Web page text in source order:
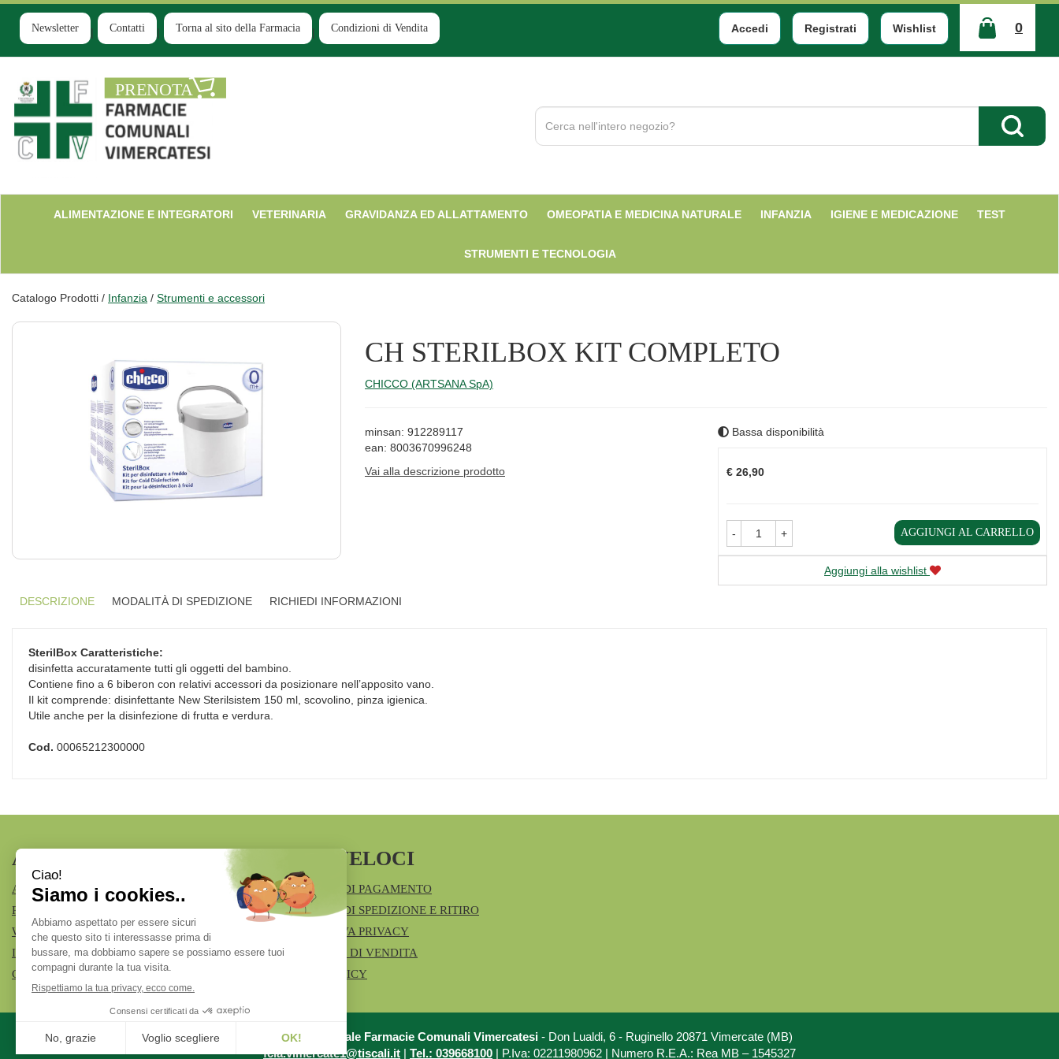
Passa
contenuto
principale
Newsletter Contatti Torna al sito della Farmacia Condizioni di Vendita Accedi Registrati Wishlist 0
ARTICOLI
INSERITI
Farmacia
Comunale
Cerca
Prodotto
Cerca
ALIMENTAZIONE E INTEGRATORI VETERINARIA GRAVIDANZA ED ALLATTAMENTO OMEOPATIA E MEDICINA NATURALE INFANZIA IGIENE E MEDICAZIONE TEST
STRUMENTI E TECNOLOGIA
Catalogo Prodotti / Infanzia / Strumenti e accessori
CH STERILBOX KIT COMPLETO
CHICCO (ARTSANA SpA)
minsan: 912289117
ean: 8003670996248
Vai alla descrizione prodotto
Bassa disponibilità
€ 26,90
- + AGGIUNGI AL CARRELLO
Aggiungi alla wishlist
DESCRIZIONE MODALITÀ DI SPEDIZIONE RICHIEDI INFORMAZIONI
SterilBox Caratteristiche:
disinfetta accuratamente tutti gli oggetti del bambino.
Contiene fino a 6 biberon con relativi accessori da posizionare nell’apposito vano.
Il kit comprende: disinfettante New Sterilsistem 150 ml, scovolino, pinza igienica.
Utile anche per la disinfezione di frutta e verdura.
Cod. 00065212300000
AREA UTENTE
ACCEDI
REGISTRATI
WISHLIST
ISCRIZIONE ALLA NEWSLETTER
CONTATTI
LINK VELOCI
MODALITÀ DI PAGAMENTO
MODALITÀ DI SPEDIZIONE E RITIRO
INFORMATIVA PRIVACY
CONDIZIONI DI VENDITA
COOKIE POLICY
Azienda Speciale Farmacie Comunali Vimercatesi - Don Lualdi, 6 - Ruginello 20871 Vimercate (MB)
fcia.vimercate1@tiscali.it | Tel.: 039668100 | P.Iva: 02211980962 | Numero R.E.A.: Rea MB – 1545327